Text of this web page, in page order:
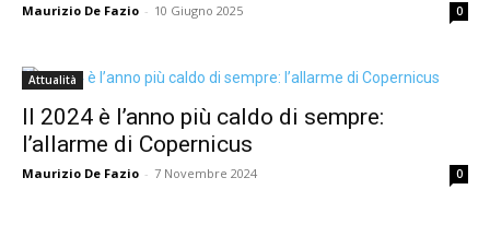
Maurizio De Fazio - 10 Giugno 2025 0
Attualità
Il 2024 è l’anno più caldo di sempre:
l’allarme di Copernicus
Maurizio De Fazio - 7 Novembre 2024 0